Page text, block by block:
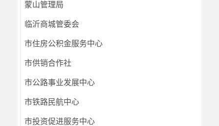
蒙山管理局
临沂商城管委会
市住房公积金服务中心
市供销合作社
市公路事业发展中心
市铁路民航中心
市投资促进服务中心